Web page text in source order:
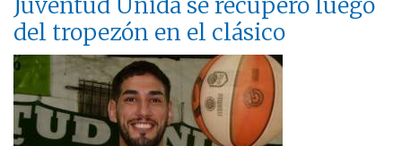
del tropezón en el clásico